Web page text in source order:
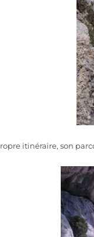
itinéraire, son